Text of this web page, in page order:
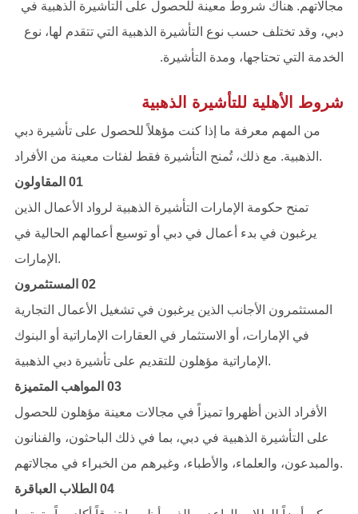
مجالاتهم. هناك شروط معينة للحصول على التأشيرة الذهبية في
دبي، وقد تختلف حسب نوع التأشيرة الذهبية التي تتقدم لها، نوع
الخدمة التي تحتاجها، ومدة التأشيرة.
شروط الأهلية للتأشيرة الذهبية
من المهم معرفة ما إذا كنت مؤهلاً للحصول على تأشيرة دبي
الذهبية. مع ذلك، تُمنح التأشيرة فقط لفئات معينة من الأفراد.
01 المقاولون
تمنح حكومة الإمارات التأشيرة الذهبية لرواد الأعمال الذين
يرغبون في بدء أعمال في دبي أو توسيع أعمالهم الحالية في
الإمارات.
02 المستثمرون
المستثمرون الأجانب الذين يرغبون في تشغيل الأعمال التجارية
في الإمارات، أو الاستثمار في العقارات الإماراتية أو البنوك
الإماراتية مؤهلون للتقديم على تأشيرة دبي الذهبية.
03 المواهب المتميزة
الأفراد الذين أظهروا تميزاً في مجالات معينة مؤهلون للحصول
على التأشيرة الذهبية في دبي، بما في ذلك الباحثون، والفنانون
والمبدعون، والعلماء، والأطباء، وغيرهم من الخبراء في مجالاتهم.
04 الطلاب العباقرة